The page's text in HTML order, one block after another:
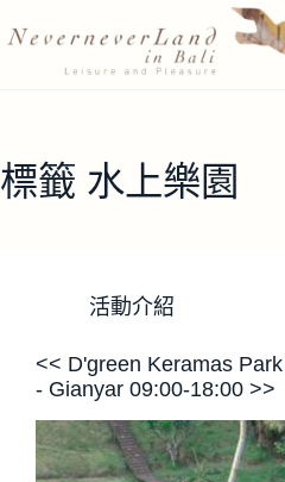
至
容
標籤 水上樂園
活動介紹
<< D'green Keramas
- Gianyar 09:00-18:00 >>